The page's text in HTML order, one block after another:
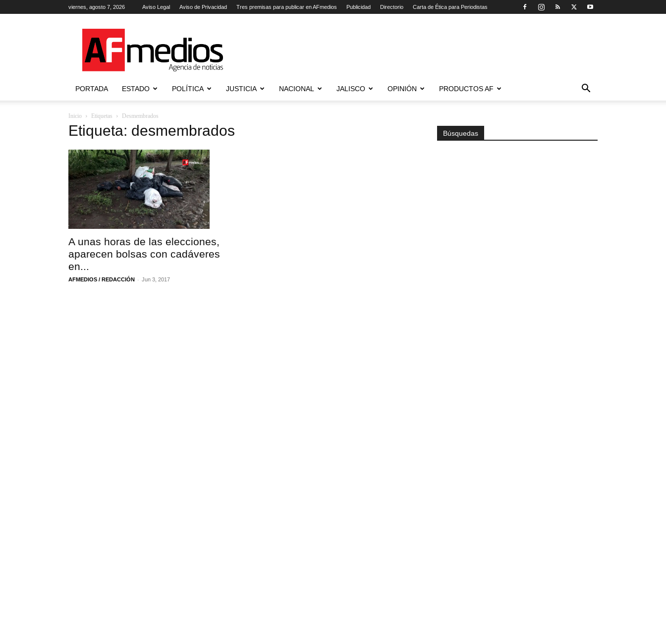
viernes, agosto 7, 2026 Aviso Legal Aviso de Privacidad Tres premisas para publicar en AFmedios Publicidad Directorio Carta de Ética para Periodistas
Agencia
de
Noticias
PORTADA ESTADO POLÍTICA JUSTICIA NACIONAL JALISCO OPINIÓN PRODUCTOS AF
Inicio Etiquetas Desmembrados
Etiqueta: desmembrados
A unas horas de las elecciones,
aparecen bolsas con cadáveres
en...
AFMEDIOS / REDACCIÓN - Jun 3, 2017
Búsquedas